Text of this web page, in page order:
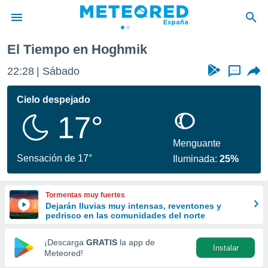
de
por
se
calidad.
a este
las
y
forma
digital
basada
El Tiempo en Hoghmik
22:28 Sábado ...
Cielo despejado
17°
Sensación de 17°
Menguante
Iluminada:25%
Tormentas muy fuertes
Dejarán lluvias muy intensas, reventones y
pedrisco en las comunidades del norte
¡Descarga GRATIS la app de
Meteored!
Instalar